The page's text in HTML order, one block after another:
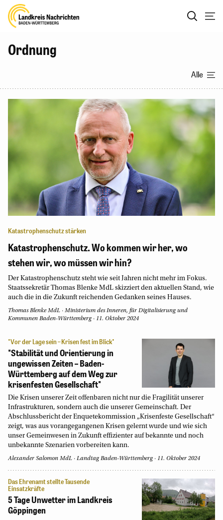
Ordnung
Alle
Katastrophenschutz stärken
Katastrophenschutz. Wo kommen wir her, wo
stehen wir, wo müssen wir hin?
Der Katastrophenschutz steht wie seit Jahren nicht mehr im Fokus.
Staatssekretär Thomas Blenke MdL skizziert den aktuellen Stand, wie
auch die in die Zukunft reichenden Gedanken seines Hauses.
Thomas Blenke MdL · Ministerium des Inneren, für Digitalisierung und
Kommunen Baden-Württemberg · 11. Oktober 2024
"Vor der Lage sein – Krisen fest im Blick"
"Stabilität und Orientierung in
ungewissen Zeiten – Baden-
Württemberg auf dem Weg zur
krisenfesten Gesellschaft"
Die Krisen unserer Zeit offenbaren nicht nur die Fragilität unserer
Infrastrukturen, sondern auch die unserer Gemeinschaft. Der
Abschlussbericht der Enquetekommission „Krisenfeste Gesellschaft“
zeigt, was aus vorangegangenen Krisen gelernt wurde und wie sich
unser Gemeinwesen in Zukunft effizienter auf bekannte und noch
unbekannte Szenarien vorbereiten kann.
Alexander Salomon MdL Landtag Baden-Württemberg 11. Oktober 2024
Das Ehrenamt stellte Tausende
Einsatzkräfte
5 Tage Unwetter im Landkreis
Göppingen